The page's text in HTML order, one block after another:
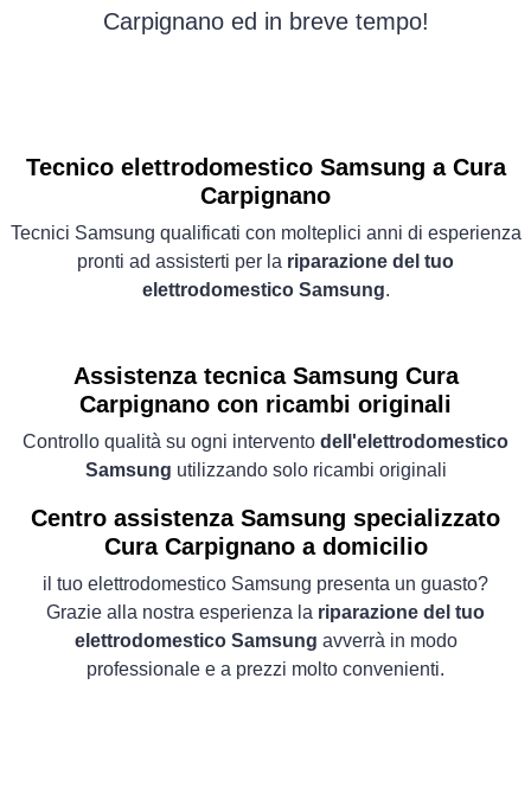
Carpignano ed in breve tempo!
Tecnico elettrodomestico Samsung a Cura
Carpignano
Tecnici Samsung qualificati con molteplici anni di esperienza
pronti ad assisterti per la riparazione del tuo
elettrodomestico Samsung.
Assistenza tecnica Samsung Cura
Carpignano con ricambi originali
Controllo qualità su ogni intervento dell'elettrodomestico
Samsung utilizzando solo ricambi originali
Centro assistenza Samsung specializzato
Cura Carpignano a domicilio
il tuo elettrodomestico Samsung presenta un guasto?
Grazie alla nostra esperienza la riparazione del tuo
elettrodomestico Samsung avverrà in modo
professionale e a prezzi molto convenienti.